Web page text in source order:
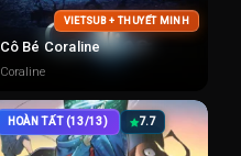
VIETSUB + THUYẾT MINH
Cô Bé Coraline
Coraline
HOÀN TẤT (13/13) 7.7